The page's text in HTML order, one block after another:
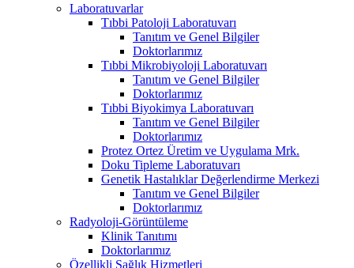
Laboratuvarlar
Tıbbi Patoloji Laboratuvarı
Tanıtım ve Genel Bilgiler
Doktorlarımız
Tıbbi Mikrobiyoloji Laboratuvarı
Tanıtım ve Genel Bilgiler
Doktorlarımız
Tıbbi Biyokimya Laboratuvarı
Tanıtım ve Genel Bilgiler
Doktorlarımız
Protez Ortez Üretim ve Uygulama Mrk.
Doku Tipleme Laboratuvarı
Genetik Hastalıklar Değerlendirme Merkezi
Tanıtım ve Genel Bilgiler
Doktorlarımız
Radyoloji-Görüntüleme
Klinik Tanıtımı
Doktorlarımız
Özellikli Sağlık Hizmetleri